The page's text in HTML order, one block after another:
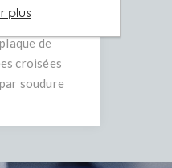
qui se
de
croisées
soudure
plus